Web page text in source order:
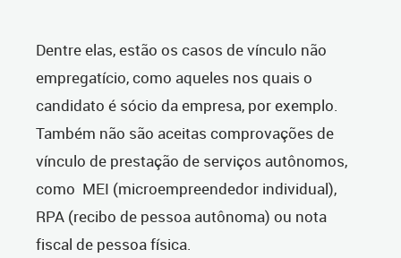
Dentre elas, estão os casos de vínculo não
empregatício, como aqueles nos quais o
candidato é sócio da empresa, por exemplo.
Também não são aceitas comprovações de
vínculo de prestação de serviços autônomos,
como MEI (microempreendedor individual),
RPA (recibo de pessoa autônoma) ou nota
fiscal de pessoa física.